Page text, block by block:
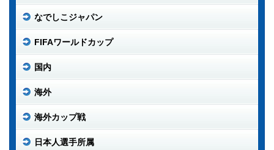
なでしこジャパン
FIFAワールドカップ
国内
海外
海外カップ戦
日本人選手所属